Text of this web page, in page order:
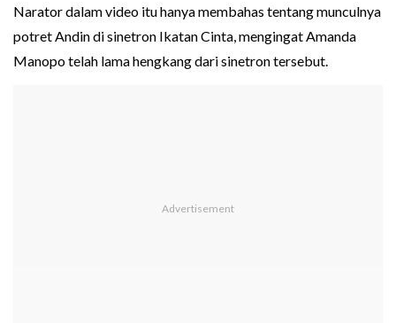
Narator dalam video itu hanya membahas tentang munculnya
potret Andin di sinetron Ikatan Cinta, mengingat Amanda
Manopo telah lama hengkang dari sinetron tersebut.